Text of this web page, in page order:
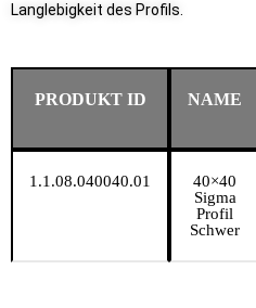
Langlebigkeit des Profils.
PRODUKT ID NAME
1.1.08.040040.01
40×40
Sigma
Profil
Schwer